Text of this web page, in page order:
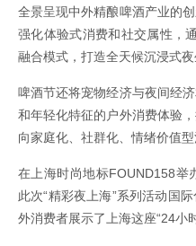
全景呈现中外精酿啤酒产业的
强化体验式消费和社交属性，
融合模式，打造全天候沉浸式夜
啤酒节还将宠物经济与夜间经
和年轻化特征的户外消费体验
向家庭化、社群化、情绪价值型
在上海时尚地标FOUND158举
此次“精彩夜上海”系列活动国
外消费者展示了上海这座“24小